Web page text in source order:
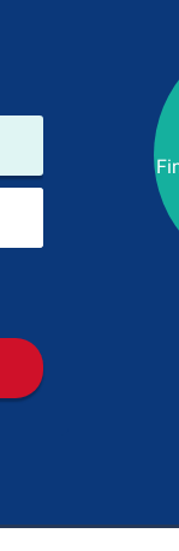
Luogo del
Luogo di ritorno